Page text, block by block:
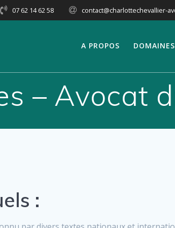
07 62 14 62 58 contact@charlottechevallier-
A PROPOS
– Avocat
: